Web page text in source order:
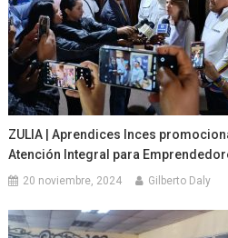
ZULIA | Aprendices Inces
Atención Integral para
20 noviembre, 2024 Gilberto Daly